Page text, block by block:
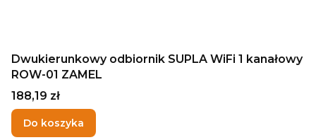
Dwukierunkowy odbiornik SUPLA WiFi 1 kanałowy
ROW-01 ZAMEL
Cena
188,19 zł
Do koszyka